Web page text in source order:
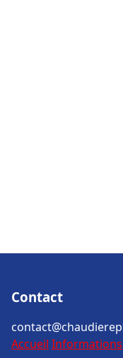
Contact
Accueil Informations